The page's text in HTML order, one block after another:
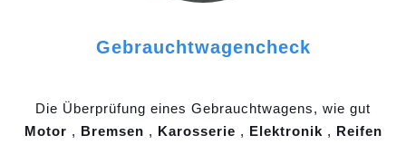
Gebrauchtwagencheck
Die Überprüfung eines Gebrauchtwagens, wie gut
Motor , Bremsen , Karosserie , Elektronik , Reifen